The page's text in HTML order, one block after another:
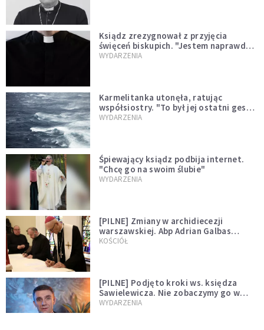
Ksiądz zrezygnował z przyjęcia
święceń biskupich. "Jestem naprawdę
niegodny"
WYDARZENIA
Karmelitanka utonęła, ratując
współsiostry. "To był jej ostatni gest
miłości"
WYDARZENIA
Śpiewający ksiądz podbija internet.
"Chcę go na swoim ślubie"
WYDARZENIA
[PILNE] Zmiany w archidiecezji
warszawskiej. Abp Adrian Galbas
wręczył dekrety nowym proboszczom
KOŚCIÓŁ
[PILNE] Podjęto kroki ws. księdza
Sawielewicza. Nie zobaczymy go w
mediach
WYDARZENIA